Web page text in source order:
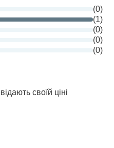
(0)
(1)
(0)
(0)
(0)
своїй ціні